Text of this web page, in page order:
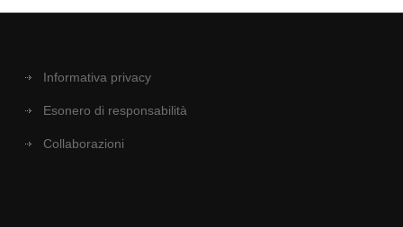
Informativa privacy
Esonero di responsabilità
Collaborazioni